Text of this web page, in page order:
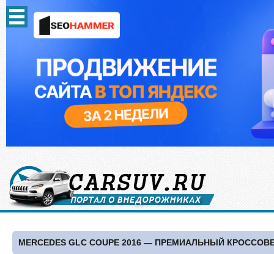
MERCEDES GLC COUPE 2016 — ПРЕМИАЛЬНЫЙ